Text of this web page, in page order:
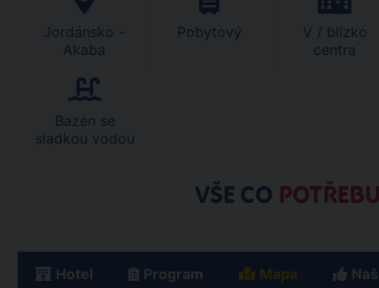
Jordánsko -
Akaba
Pobytový
V / blízko
centra
Bazén se
sladkou vodou
VŠE CO
Hotel Program Mapa